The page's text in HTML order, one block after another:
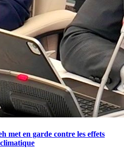
met en garde contre les effets